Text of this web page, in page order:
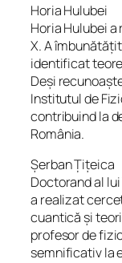
Horia Hulubei
Horia Hulubei
X. A
identificat
Deși
Institutul de
contribuind la
România.
Șerban Țițeica
Doctorand al
a realizat
cuantică și
profesor de
semnificativ la